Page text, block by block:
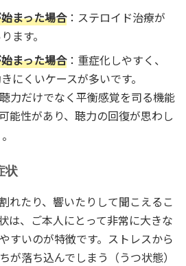
まった場合：ステロイド治療が
ます。
まった場合：重症化しやすく、
にくいケースが多いです。
力だけでなく平衡感覚を司る機能
能性があり、聴力の回復が思わし
。
状
れたり、響いたりして聞こえるこ
は、ご本人にとって非常に大きな
すいのが特徴です。ストレスから
が落ち込んでしまう（うつ状態）